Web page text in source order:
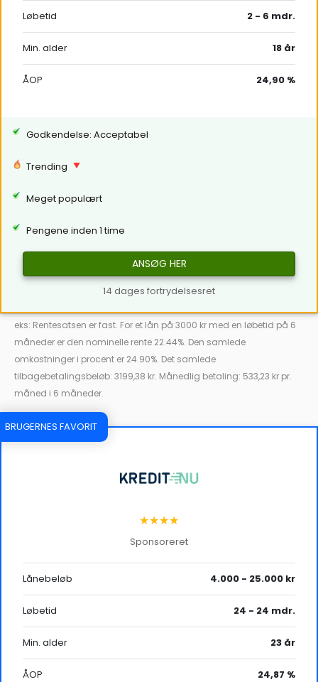
Løbetid 2 - 6 mdr.
Min. alder 18 år
ÅOP 24,90 %
Godkendelse: Acceptabel
Trending
Meget populært
Pengene inden 1 time
ANSØG HER
14 dages fortrydelsesret
eks: Rentesatsen er fast. For et lån på 3000 kr med en løbetid på 6
måneder er den nominelle rente 22.44%. Den samlede
omkostninger i procent er 24.90%. Det samlede
tilbagebetalingsbeløb: 3199,38 kr. Månedlig betaling: 533,23 kr pr.
måned i 6 måneder.
BRUGERNES FAVORIT
★★★★
Sponsoreret
Lånebeløb 4.000 - 25.000 kr
Løbetid 24 - 24 mdr.
Min. alder 23 år
ÅOP 24,87 %